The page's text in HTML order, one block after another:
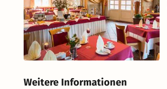
Weitere Informationen